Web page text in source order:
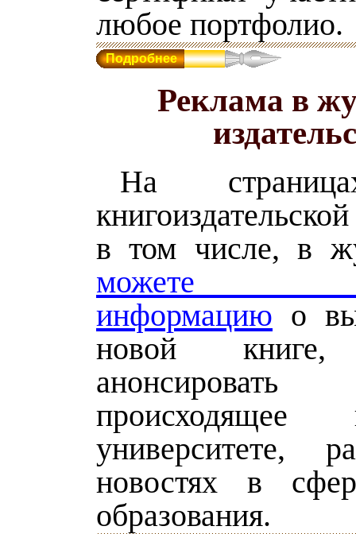
любое портфолио.
Подробнее
Реклама в
На
в том числе, в
можете
информацию о
новой книге,
университете,
новостях в
образования.